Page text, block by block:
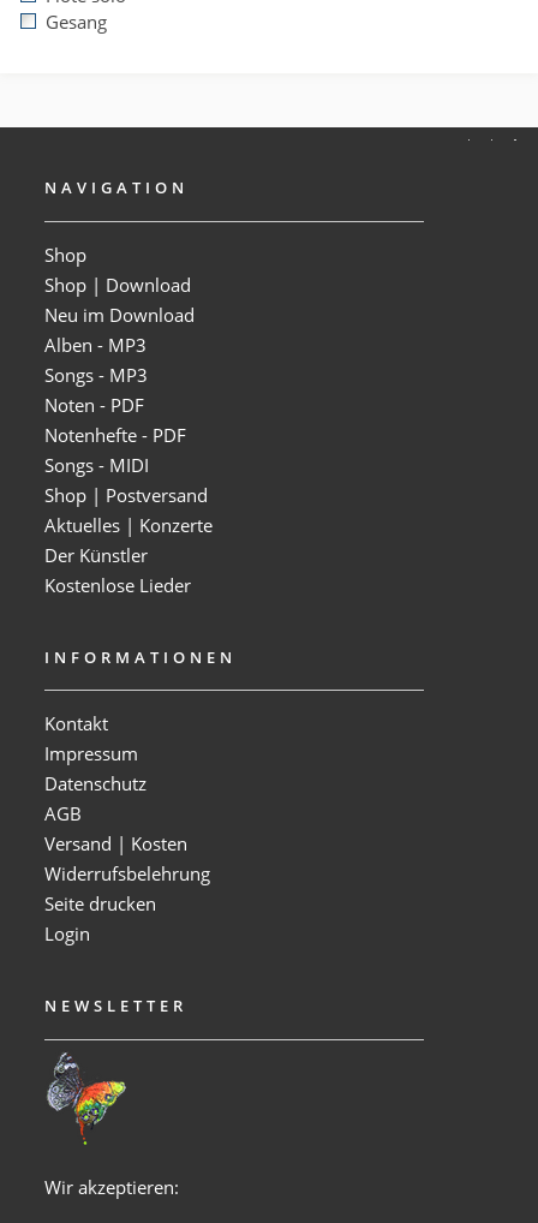
Gesang
NAVIGATION
Shop
Shop | Download
Neu im Download
Alben - MP3
Songs - MP3
Noten - PDF
Notenhefte - PDF
Songs - MIDI
Shop | Postversand
Aktuelles | Konzerte
Der Künstler
Kostenlose Lieder
INFORMATIONEN
Kontakt
Impressum
Datenschutz
AGB
Versand | Kosten
Widerrufsbelehrung
Seite drucken
Login
NEWSLETTER
Wir akzeptieren: